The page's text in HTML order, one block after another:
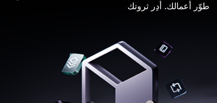
طوّر أعمالك. أدِر ثروتك